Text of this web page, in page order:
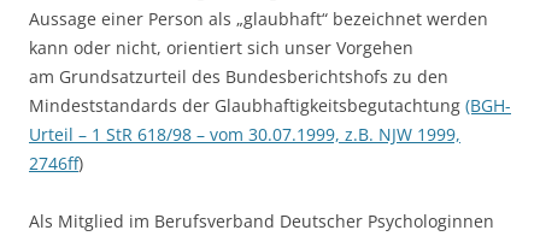
Aussage einer Person als „glaubhaft“ bezeichnet werden
kann oder nicht, orientiert sich unser Vorgehen
am Grundsatzurteil des Bundesberichtshofs zu den
Mindeststandards der Glaubhaftigkeitsbegutachtung (BGH-
Urteil – 1 StR 618/98 – vom 30.07.1999, z.B. NJW 1999,
2746ff)
Als Mitglied im Berufsverband Deutscher Psychologinnen